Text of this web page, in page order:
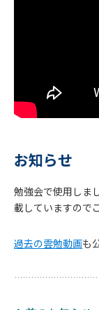
お知らせ
勉強会で使用しま
載していますので
過去の雲勉動画も